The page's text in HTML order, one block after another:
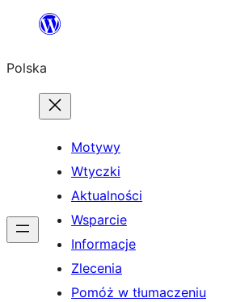
Przejdź
treści
Polska
Motywy
Wtyczki
Aktualności
Wsparcie
Informacje
Zlecenia
Pomóż w tłumaczeniu